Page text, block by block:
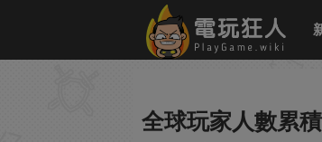
全球玩家人數累